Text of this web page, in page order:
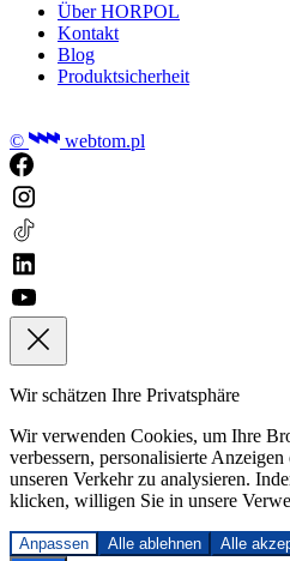
Über HORPOL
Kontakt
Blog
Produktsicherheit
© webtom.pl
Wir schätzen Ihre Privatsphäre
Wir verwenden Cookies, um Ihre
verbessern, personalisierte
unseren Verkehr zu analysieren.
klicken, willigen Sie in unsere
Anpassen Alle ablehnen Alle